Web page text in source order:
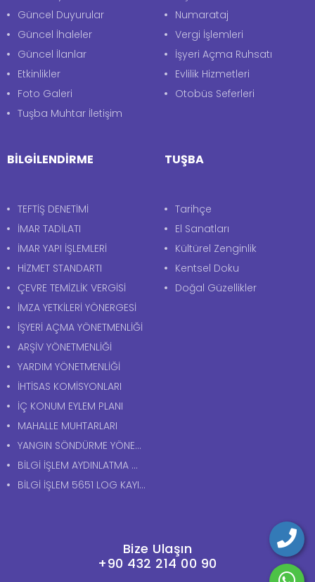
Güncel Duyurular
Güncel İhaleler
Güncel İlanlar
Etkinlikler
Foto Galeri
Tuşba Muhtar İletişim
Numarataj
Vergi İşlemleri
İşyeri Açma Ruhsatı
Evlilik Hizmetleri
Otobüs Seferleri
BİLGİLENDİRME
TEFTİŞ DENETİMİ
İMAR TADİLATI
İMAR YAPI İŞLEMLERİ
HİZMET STANDARTI
ÇEVRE TEMİZLİK VERGİSİ
İMZA YETKİLERİ YÖNERGESİ
İŞYERİ AÇMA YÖNETMENLİĞİ
ARŞİV YÖNETMENLİĞİ
YARDIM YÖNETMENLİĞİ
İHTİSAS KOMİSYONLARI
İÇ KONUM EYLEM PLANI
MAHALLE MUHTARLARI
YANGIN SÖNDÜRME YÖNERGESİ
BİLGİ İŞLEM AYDINLATMA METNİ
BİLGİ İŞLEM 5651 LOG KAYITLARI AYDINLATMA METNİ
TUŞBA
Tarihçe
El Sanatları
Kültürel Zenginlik
Kentsel Doku
Doğal Güzellikler
Bize Ulaşın
+90 432 214 00 90